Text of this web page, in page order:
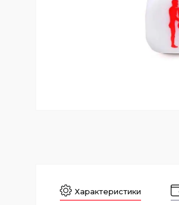
Характеристики